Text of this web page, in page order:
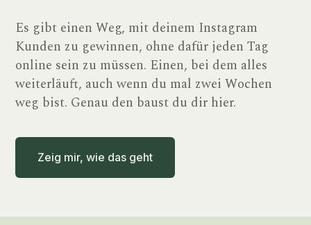
Es gibt einen Weg, mit deinem Instagram
Kunden zu gewinnen, ohne dafür jeden Tag
online sein zu müssen. Einen, bei dem alles
weiterläuft, auch wenn du mal zwei Wochen
weg bist. Genau den baust du dir hier.
Zeig mir, wie das geht